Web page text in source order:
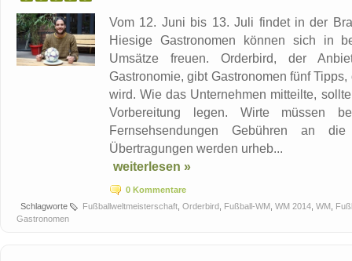
Vom 12. Juni bis 13. Juli findet in der
Hiesige Gastronomen können sich in
Umsätze freuen. Orderbird, der
Gastronomie, gibt Gastronomen fünf
wird. Wie das Unternehmen mitteilte,
Vorbereitung legen. Wirte müssen
Fernsehsendungen Gebühren an
Übertragungen werden urheb...
weiterlesen »
0 Kommentare
Schlagworte
Fußballweltmeisterschaft Orderbird Fußball-WM WM 2014 WM
Gastronomen